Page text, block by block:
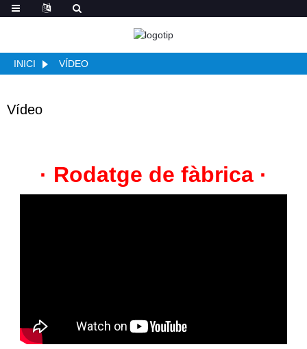
INICI VÍDEO
Vídeo
· Rodatge de fàbrica ·